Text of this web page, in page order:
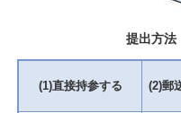
提出方法
(1)直接持参する (2)郵